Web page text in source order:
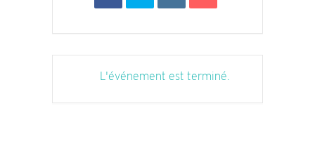
L'événement est terminé.